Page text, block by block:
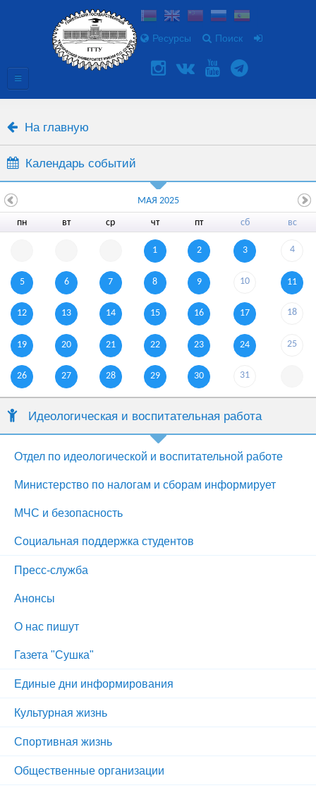
Ресурсы Поиск
На главную
Календарь событий
пн вт ср чт пт сб вс
1 2 3 4
5 6 7 8 9 10 11
12 13 14 15 16 17 18
19 20 21 22 23 24 25
26 27 28 29 30 31
МАЯ 2025
Идеологическая и воспитательная работа
Отдел по идеологической и воспитательной работе
Министерство по налогам и сборам информирует
МЧС и безопасность
Социальная поддержка студентов
Пресс-служба
Анонсы
О нас пишут
Газета "Сушка"
Единые дни информирования
Культурная жизнь
Спортивная жизнь
Общественные организации